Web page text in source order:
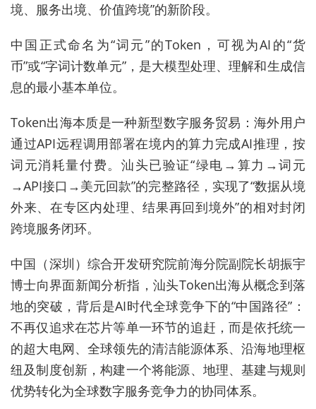
境、服务出境、价值跨境”的新阶段。
中国正式命名为“词元”的Token，可视为AI的“货
币”或“字词计数单元”，是大模型处理、理解和生成信
息的最小基本单位。
Token出海本质是一种新型数字服务贸易：海外用户
通过API远程调用部署在境内的算力完成AI推理，按
词元消耗量付费。汕头已验证“绿电→算力→词元
→API接口→美元回款”的完整路径，实现了“数据从境
外来、在专区内处理、结果再回到境外”的相对封闭
跨境服务闭环。
中国（深圳）综合开发研究院前海分院副院长胡振宇
博士向界面新闻分析指，汕头Token出海从概念到落
地的突破，背后是AI时代全球竞争下的“中国路径”：
不再仅追求在芯片等单一环节的追赶，而是依托统一
的超大电网、全球领先的清洁能源体系、沿海地理枢
纽及制度创新，构建一个将能源、地理、基建与规则
优势转化为全球数字服务竞争力的协同体系。